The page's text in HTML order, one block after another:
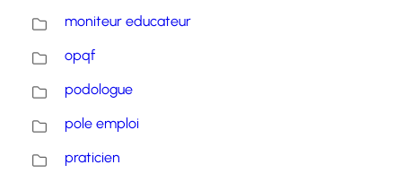
moniteur educateur
opqf
podologue
pole emploi
praticien